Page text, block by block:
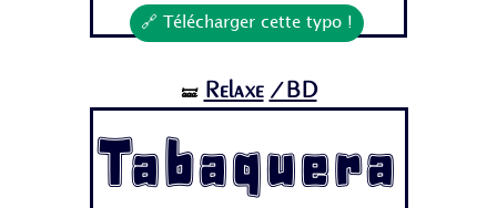
🔗 Télécharger cette typo !
🝛 Relaxe /BD
Tabaquera